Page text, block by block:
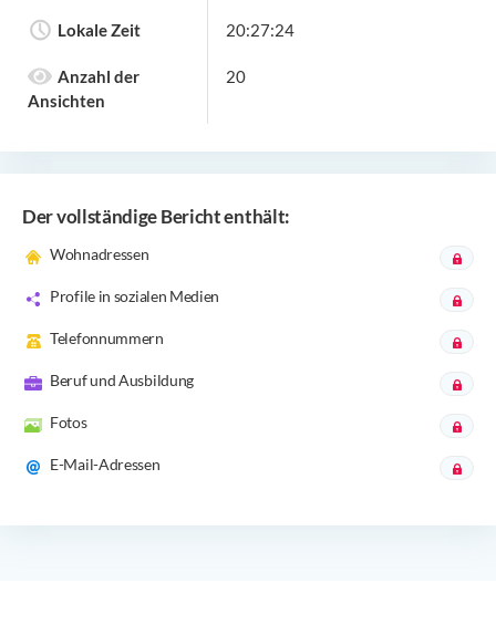
Lokale Zeit 20:27:24
Anzahl der
Ansichten
20
Der vollständige Bericht enthält:
Wohnadressen
Profile in sozialen Medien
Telefonnummern
Beruf und Ausbildung
Fotos
E-Mail-Adressen